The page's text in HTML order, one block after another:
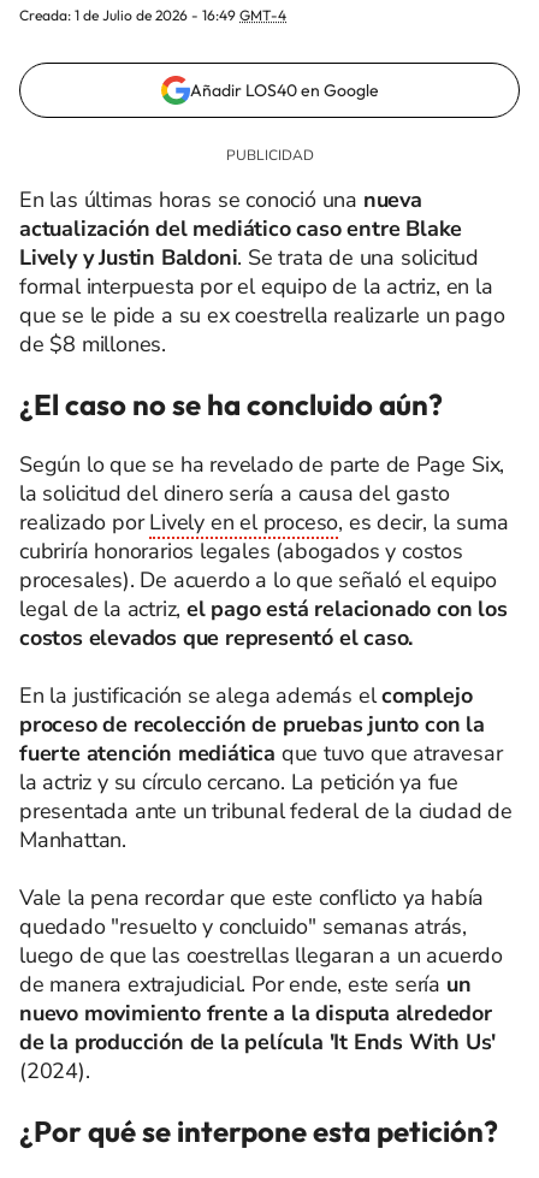
Creada: 1 de Julio de 2026 - 16:49 GMT-4
Añadir LOS40 en Google
En las últimas horas se conoció una nueva
actualización del mediático caso entre Blake
Lively y Justin Baldoni. Se trata de una solicitud
formal interpuesta por el equipo de la actriz, en la
que se le pide a su ex coestrella realizarle un pago
de $8 millones.
¿El caso no se ha concluido aún?
Según lo que se ha revelado de parte de Page Six,
la solicitud del dinero sería a causa del gasto
realizado porLively en el proceso, es decir, la suma
cubriría honorarios legales (abogados y costos
procesales). De acuerdo a lo que señaló el equipo
legal de la actriz,el pago está relacionado con los
costos elevados que representó el caso.
En la justificación se alega además elcomplejo
proceso de recolección de pruebas junto con la
fuerte atención mediática que tuvo que atravesar
la actriz y su círculo cercano. La petición ya fue
presentada ante un tribunal federal de la ciudad de
Manhattan.
Vale la pena recordar que este conflicto ya había
quedado "resuelto y concluido" semanas atrás,
luego de que las coestrellas llegaran a un acuerdo
de manera extrajudicial. Por ende, este sería un
nuevo movimiento frente a la disputa alrededor
de la producción de la película 'It Ends With Us'
(2024).
¿Por qué se interpone esta petición?